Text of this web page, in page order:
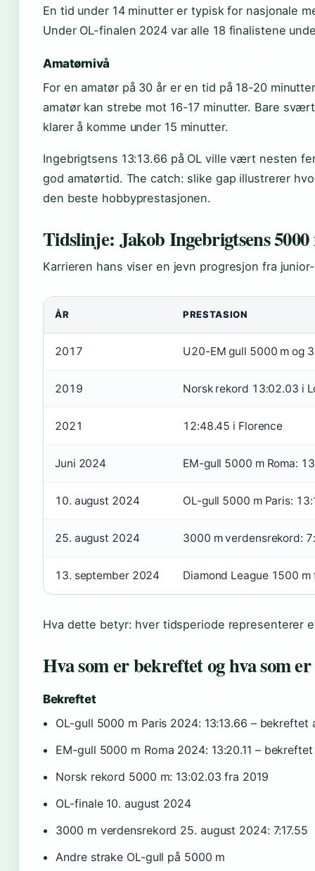
En tid under 14 minutter er typisk for nasjonale
Under OL-finalen 2024 var alle 18 finalistene
Amatørnivå
For en amatør på 30 år er en tid på 18-20
amatør kan strebe mot 16-17 minutter. Bare
klarer å komme under 15 minutter.
Ingebrigtsens 13:13.66 på OL ville vært nesten
god amatørtid. The catch: slike gap illustrerer
den beste hobbyprestasjonen.
Tidslinje: Jakob Ingebrigtsens 5000
Karrieren hans viser en jevn progresjon fra
ÅR PRESTASION
2017 U20-EM gull 5000 m og
2019 Norsk rekord 13:02.03 i
2021 12:48.45 i Florence
Juni 2024 EM-gull 5000 m Roma:
10. august 2024 OL-gull 5000 m Paris:
25. august 2024 3000 m verdensrekord:
13. september 2024 Diamond League 1500 m
Hva dette betyr: hver tidsperiode representerer
Hva som er bekreftet og hva som
Bekreftet
OL-gull 5000 m Paris 2024: 13:13.66 – bekreftet
EM-gull 5000 m Roma 2024: 13:20.11 –
Norsk rekord 5000 m: 13:02.03 fra 2019
OL-finale 10. august 2024
3000 m verdensrekord 25. august 2024: 7:17.55
Andre strake OL-gull på 5000 m